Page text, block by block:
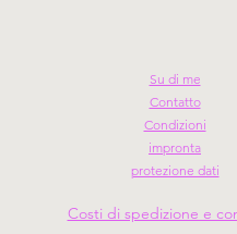
Su di me
Contatto
Condizioni
impronta
protezione dati
Costi di spedizione e